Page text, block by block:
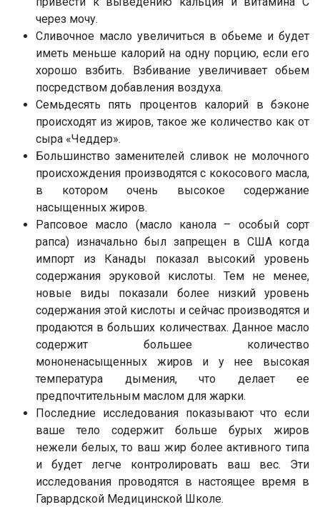
через мочу.
Сливочное масло увеличиться в обьеме и будет
иметь меньше калорий на одну порцию, если его
хорошо взбить. Взбивание увеличивает обьем
посредством добавления воздуха.
Семьдесять пять процентов калорий в бэконе
происходят из жиров, такое же количество как от
сыра «Чеддер».
Большинство заменителей сливок не молочного
происхождения производятся с кокосового масла,
в котором очень высокое содержание
насыщенных жиров.
Рапсовое масло (масло канола – особый сорт
рапса) изначально был запрещен в США когда
импорт из Канады показал высокий уровень
содержания эруковой кислоты. Тем не менее,
новые виды показали более низкий уровень
содержания этой кислоты и сейчас производятся и
продаются в больших количествах. Данное масло
содержит большее количество
мононенасыщенных жиров и у нее высокая
температура дымения, что делает ее
предпочтительным маслом для жарки.
Последние исследования показывают что если
ваше тело содержит больше бурых жиров
нежели белых, то ваш жир более активного типа
и будет легче контролировать ваш вес. Эти
исследования проводятся в настоящее время в
Гарвардской Медицинской Школе.